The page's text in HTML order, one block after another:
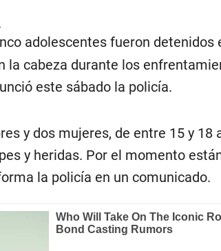
adolescentes fueron detenidos
la cabeza durante los
este sábado la policía.
y dos mujeres, de entre 15 y
y heridas. Por el momento
la policía en un comunicado.